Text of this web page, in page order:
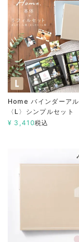
Home バインダーア
〈L〉シンプルセット
¥ 3,410税込